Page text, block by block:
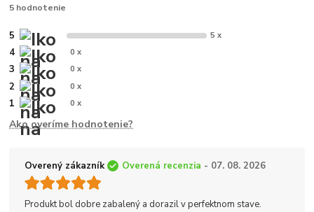
5 hodnotenie
5 5 x
4 0 x
3 0 x
2 0 x
1 0 x
Ako overíme hodnotenie?
Overený zákazník Overená recenzia - 07. 08. 2026
Produkt bol dobre zabalený a dorazil v perfektnom stave.